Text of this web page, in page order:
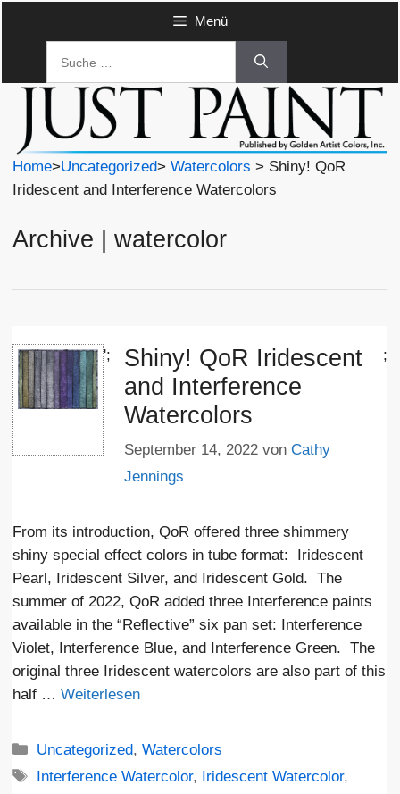
Menü
Home>Uncategorized> Watercolors > Shiny! QoR
Iridescent and Interference Watercolors
Archive | watercolor
';
Shiny! QoR Iridescent
and Interference
Watercolors
September 14, 2022 von Cathy
Jennings
;
From its introduction, QoR offered three shimmery
shiny special effect colors in tube format: Iridescent
Pearl, Iridescent Silver, and Iridescent Gold. The
summer of 2022, QoR added three Interference paints
available in the “Reflective” six pan set: Interference
Violet, Interference Blue, and Interference Green. The
original three Iridescent watercolors are also part of this
half … Weiterlesen
Kategorien
Uncategorized,Watercolors
Schlagwörter
Interference Watercolor, Iridescent Watercolor,